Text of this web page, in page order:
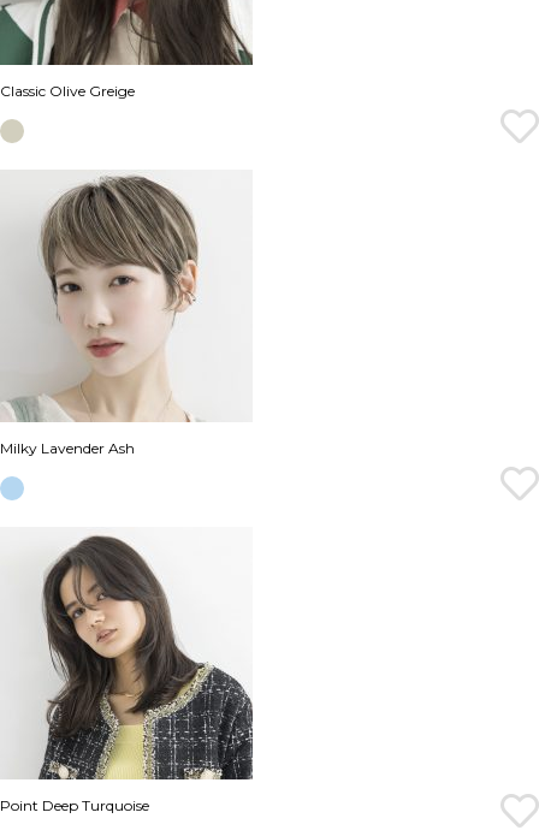
Classic Olive Greige
Milky Lavender Ash
Point Deep Turquoise